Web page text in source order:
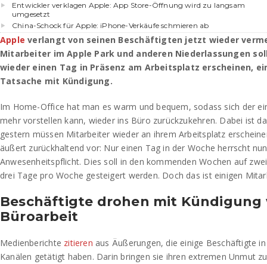
Entwickler verklagen Apple: App Store-Öffnung wird zu langsam
umgesetzt
China-Schock für Apple: iPhone-Verkäufe schmieren ab
Apple verlangt von seinen Beschäftigten jetzt wieder
Mitarbeiter im Apple Park und anderen Niederlassungen
wieder einen Tag in Präsenz am Arbeitsplatz erscheinen,
Tatsache mit Kündigung.
Im Home-Office hat man es warm und bequem, sodass sich der
mehr vorstellen kann, wieder ins Büro zurückzukehren. Dabei ist
gestern müssen Mitarbeiter wieder an ihrem Arbeitsplatz
äußert zurückhaltend vor: Nur einen Tag in der Woche herrscht
Anwesenheitspflicht. Dies soll in den kommenden Wochen auf
drei Tage pro Woche gesteigert werden. Doch das ist einigen
Beschäftigte drohen mit Kündigung
Büroarbeit
Medienberichte zitieren aus Äußerungen, die einige Beschäftigte
Kanälen getätigt haben. Darin bringen sie ihren extremen Unmut